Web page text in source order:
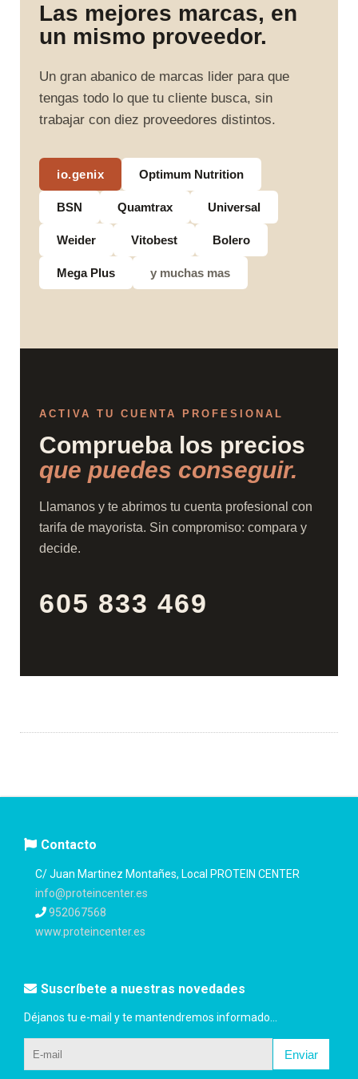
Las mejores marcas, en
un mismo proveedor.
Un gran abanico de marcas lider para que
tengas todo lo que tu cliente busca, sin
trabajar con diez proveedores distintos.
io.genix Optimum Nutrition
BSN Quamtrax Universal
Weider Vitobest Bolero
Mega Plus y muchas mas
ACTIVA TU CUENTA PROFESIONAL
Comprueba los precios
que puedes conseguir.
Llamanos y te abrimos tu cuenta profesional con
tarifa de mayorista. Sin compromiso: compara y
decide.
605 833 469
Contacto
C/ Juan Martinez Montañes, Local PROTEIN CENTER
info@proteincenter.es
952067568
www.proteincenter.es
Suscríbete a nuestras novedades
Déjanos tu e-mail y te mantendremos informado...
Enviar